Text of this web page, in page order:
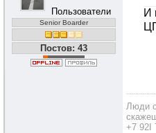
Пользователи
Senior Boarder
Постов: 43
И
Люди
+7 92I